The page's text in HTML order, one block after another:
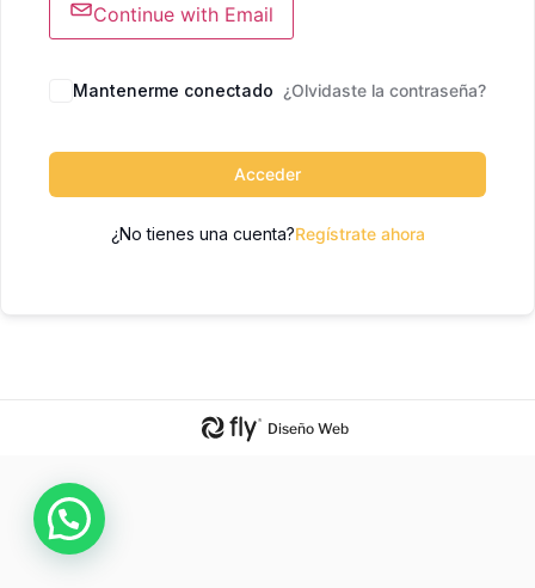
Continue with Email
Mantenerme conectado ¿Olvidaste la contraseña?
Acceder
¿No tienes una cuenta?Regístrate ahora
Diseño Web